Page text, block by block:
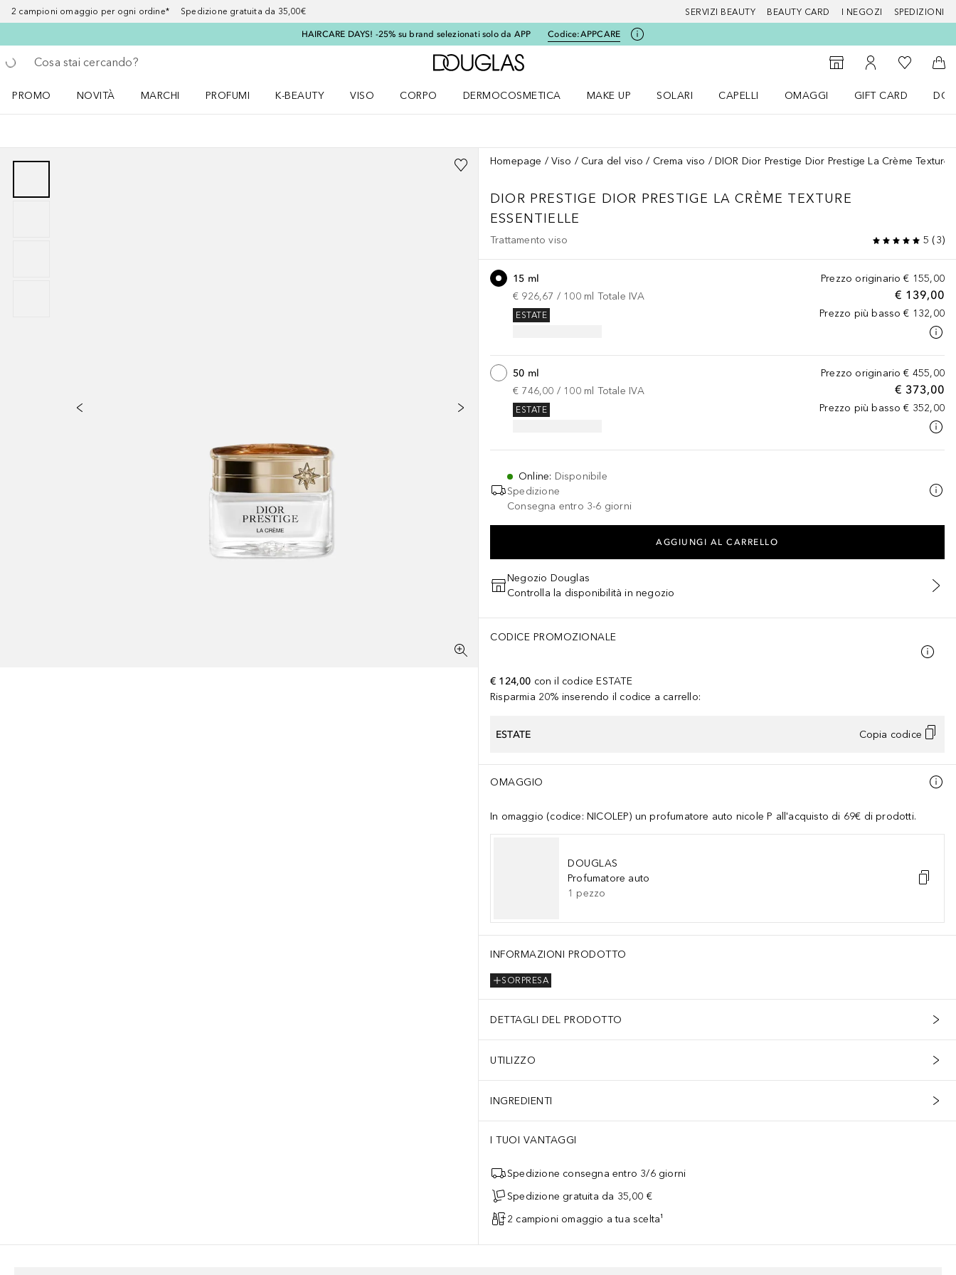
2 campioni omaggio per ogni ordine* Spedizione gratuita da 35,00€ SERVIZI BEAUTY BEAUTY CARD I NEGOZI SPEDIZIONI
HAIRCARE DAYS! -25% su brand selezionati solo da APP Codice:APPCARE
Torna indietro
Esegui ricerca
A Douglas Home
StorefinderAl Mio Account
Alla Mia
Al
PROMO
NOVITÀ
MARCHI
PROFUMI
K-BEAUTY
VISO
CORPO
DERMOCOSMETICA
MAKE UP
SOLARI
CAPELLI
OMAGGI
GIFT CARD
Homepage Viso Cura del viso Crema viso DIOR Dior Prestige Dior Prestige La Crème Texture
DIOR PRESTIGE DIOR PRESTIGE LA CRÈME TEXTURE
ESSENTIELLE
Trattamento viso 5 (3)
Prezzo originario € 155,00
€ 139,00
Prezzo più basso € 132,00
15 ml
€ 926,67 / 100 ml Totale IVA
ESTATE
Prezzo originario € 455,00
€ 373,00
Prezzo più basso € 352,00
50 ml
€ 746,00 / 100 ml Totale IVA
ESTATE
Online: Disponibile
Spedizione
Consegna entro 3-6 giorni
AGGIUNGI AL CARRELLO
Negozio Douglas
Controlla la disponibilità in negozio
CODICE PROMOZIONALE
€ 124,00 con il codice ESTATE
Risparmia 20% inserendo il codice a carrello:
ESTATE Copia codice
OMAGGIO
In omaggio (codice: NICOLEP) un profumatore auto nicole P all'acquisto di 69€ di prodotti.
DOUGLAS
Profumatore auto
1 pezzo
INFORMAZIONI PRODOTTO
SORPRESA
DETTAGLI DEL PRODOTTO
UTILIZZO
INGREDIENTI
I TUOI VANTAGGI
Spedizione consegna entro 3/6 giorni
Spedizione gratuita da 35,00 €
2 campioni omaggio a tua scelta¹